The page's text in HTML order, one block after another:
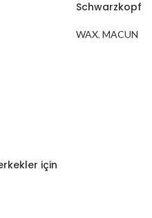
için
Schwarzkopf
WAX, MACUN